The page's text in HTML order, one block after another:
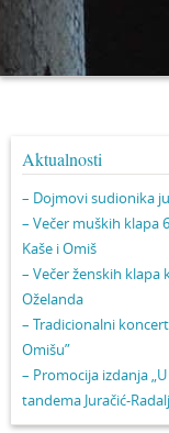
Aktualnosti
– Dojmovi sudionika
– Večer muških klapa
Kaše i Omiš
– Večer ženskih klapa
Oželanda
– Tradicionalni
Omišu”
– Promocija izdanja
tandema Juračić-Radalj